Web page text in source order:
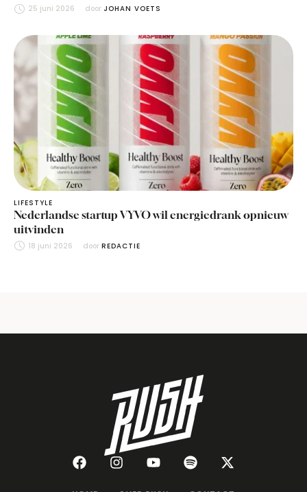
25 juni 2026 door JOHAN VOETS
LIFESTYLE
Nederlandse startup VYVO wil energiedrank opnieuw
uitvinden
18 juni 2026 door REDACTIE